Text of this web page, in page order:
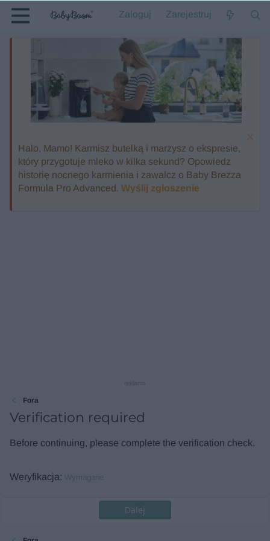
Zaloguj Zarejestruj
Halo, Mamo! Karmisz butelką i marzysz o ekspresie,
który przygotuje mleko w kilka sekund? Opowiedz
historię nocnego karmienia i zawalcz o Baby Brezza
Formula Pro Advanced. Wyślij zgłoszenie
Fora
Verification required
Before continuing, please complete the verification check.
Weryfikacja Wymagane
Dalej